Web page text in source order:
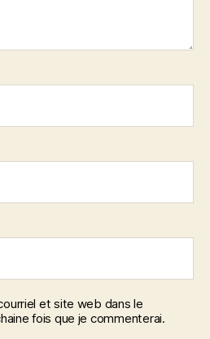
et site web dans le
fois que je commenterai.